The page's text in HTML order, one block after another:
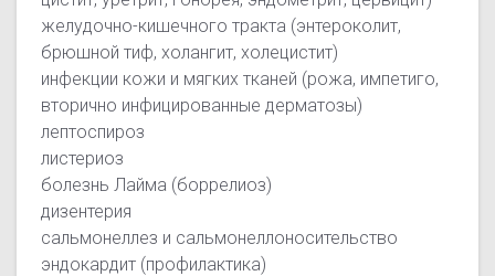
желудочно-кишечного тракта (энтероколит,
брюшной тиф, холангит, холецистит)
инфекции кожи и мягких тканей (рожа, импетиго,
вторично инфицированные дерматозы)
лептоспироз
листериоз
болезнь Лайма (боррелиоз)
дизентерия
сальмонеллез и сальмонеллоносительство
эндокардит (профилактика)